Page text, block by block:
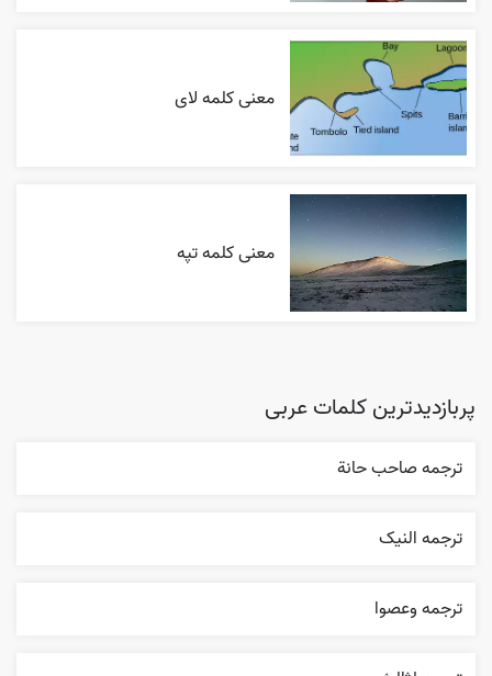
معنی کلمه لای
معنی کلمه تپه
پربازدیدترین کلمات عربی
ترجمه صاحب حانة
ترجمه النیک
ترجمه وعصوا